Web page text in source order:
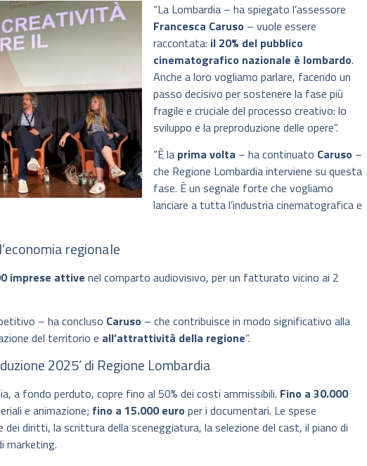
“La Lombardia – ha spiegato l’assessore
Francesca Caruso – vuole essere
raccontata: il 20% del pubblico
cinematografico nazionale è lombardo.
Anche a loro vogliamo parlare, facendo un
passo decisivo per sostenere la fase più
fragile e cruciale del processo creativo: lo
sviluppo e la preproduzione delle opere”.
“È la prima volta – ha continuato Caruso –
che Regione Lombardia interviene su questa
fase. È un segnale forte che vogliamo
lanciare a tutta l’industria cinematografica e
regionale
imprese attive nel comparto audiovisivo, per un fatturato vicino ai 2
– ha concluso Caruso – che contribuisce in modo significativo alla
del territorio e all’attrattività della regione“.
2025’ di Regione Lombardia
a fondo perduto, copre fino al 50% dei costi ammissibili. Fino a 30.000
e animazione; fino a 15.000 euro per i documentari. Le spese
dei diritti, la scrittura della sceneggiatura, la selezione del cast, il piano di
marketing.